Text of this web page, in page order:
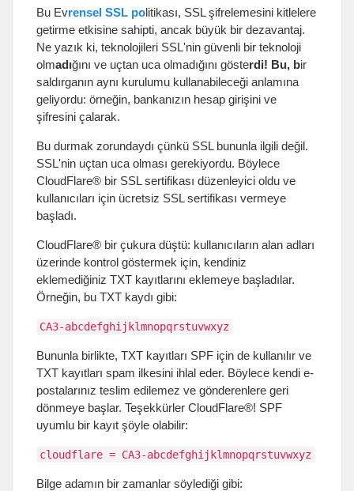
Bu Evrensel SSL politikası, SSL şifrelemesini kitlelere
getirme etkisine sahipti, ancak büyük bir dezavantaj.
Ne yazık ki, teknolojileri SSL'nin güvenli bir teknoloji
olmadığını ve uçtan uca olmadığını gösterdi! Bu, bir
saldırganın aynı kurulumu kullanabileceği anlamına
geliyordu: örneğin, bankanızın hesap girişini ve
şifresini çalarak.
Bu durmak zorundaydı çünkü SSL bununla ilgili değil.
SSL'nin uçtan uca olması gerekiyordu. Böylece
CloudFlare® bir SSL sertifikası düzenleyici oldu ve
kullanıcıları için ücretsiz SSL sertifikası vermeye
başladı.
CloudFlare® bir çukura düştü: kullanıcıların alan adları
üzerinde kontrol göstermek için, kendiniz
eklemediğiniz TXT kayıtlarını eklemeye başladılar.
Örneğin, bu TXT kaydı gibi:
CA3-abcdefghijklmnopqrstuvwxyz
Bununla birlikte, TXT kayıtları SPF için de kullanılır ve
TXT kayıtları spam ilkesini ihlal eder. Böylece kendi e-
postalarınız teslim edilemez ve gönderenlere geri
dönmeye başlar. Teşekkürler CloudFlare®! SPF
uyumlu bir kayıt şöyle olabilir:
cloudflare = CA3-abcdefghijklmnopqrstuvwxyz
Bilge adamın bir zamanlar söylediği gibi: